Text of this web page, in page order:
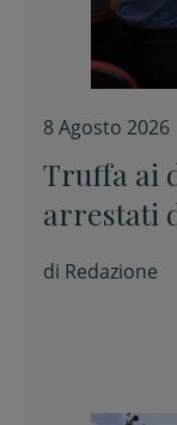
8 Agosto 2026
Truffa ai
arrestati
di Redazione